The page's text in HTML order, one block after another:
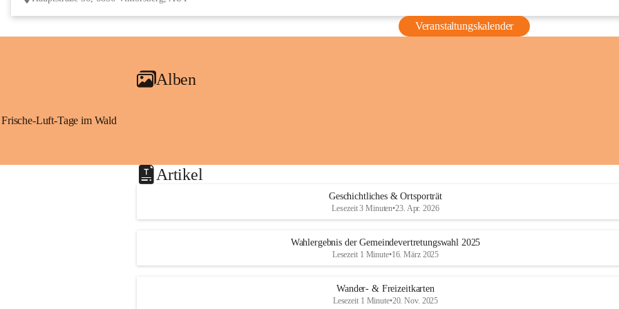
Veranstaltungskalender
Alben
Frische-Luft-Tage im Wald
Artikel
Geschichtliches & Ortsporträt
Lesezeit 3 Minuten•23. Apr. 2026
Wahlergebnis der Gemeindevertretungswahl 2025
Lesezeit 1 Minute•16. März 2025
Wander- & Freizeitkarten
Lesezeit 1 Minute•20. Nov. 2025